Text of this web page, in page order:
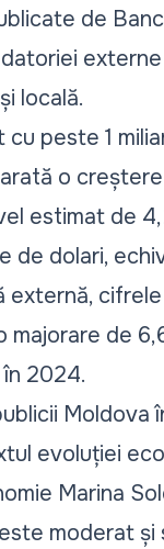
de
locală.
peste 1
o
estimat de
de dolari,
majorare de
2024.
Moldova
evoluției
Marina
moderat